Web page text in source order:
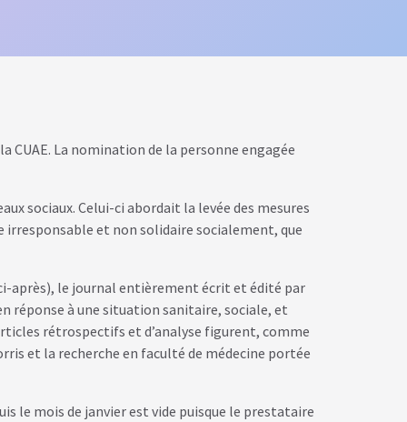
CUAE. La nomination de la personne engagée
sociaux. Celui-ci abordait la levée des mesures
et non solidaire socialement, que
ci-après), le journal entièrement écrit et édité par
réponse à une situation sanitaire, sociale, et
rétrospectifs et d’analyse figurent, comme
et la recherche en faculté de médecine portée
le mois de janvier est vide puisque le prestataire